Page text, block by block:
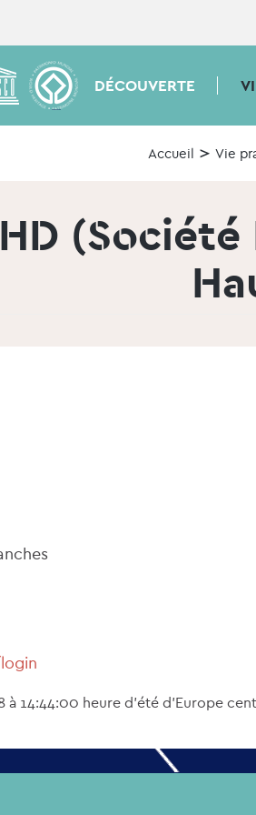
DÉCOUVERTE
Accueil Vie
14:44:00 heure d’été d’Europe